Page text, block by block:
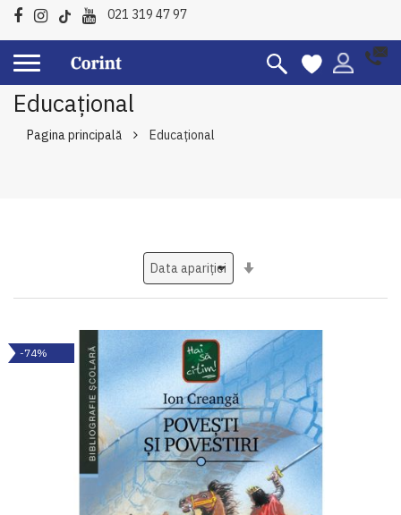
021 319 47 97
Educațional
Pagina principală Educațional
-74%